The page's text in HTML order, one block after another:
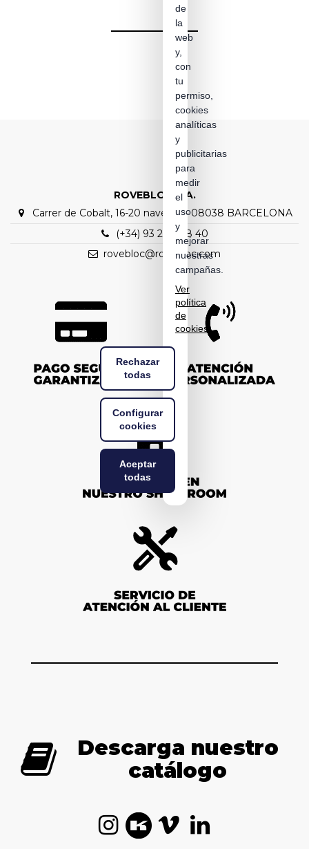
ROVEBLOC S.A.
Carrer de Cobalt, 16-20 nave C1 – 08038 BARCELONA
(+34) 93 298 88 40
rovebloc@rovebloc.com
Descarga nuestro
catálogo
de
la
web
y,
con
tu
permiso,
cookies
analíticas
y
publicitarias
para
medir
el
uso
y
mejorar
nuestras
campañas.
Ver
política
de
cookies
Rechazar
todas
Configurar
cookies
Aceptar
todas